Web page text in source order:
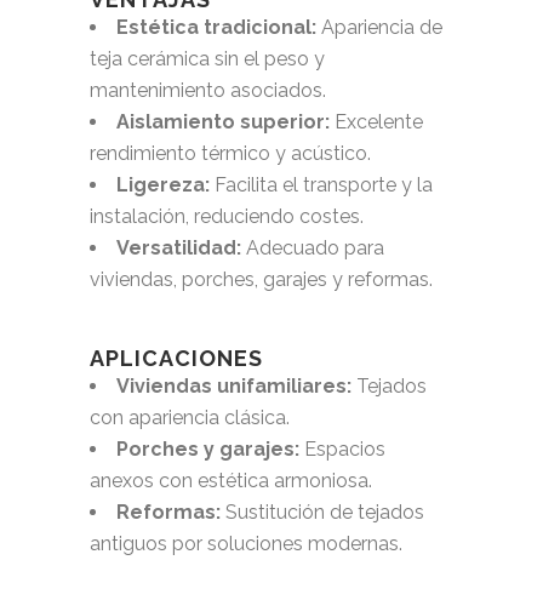
Estética tradicional: Apariencia de
teja cerámica sin el peso y
mantenimiento asociados.
Aislamiento superior: Excelente
rendimiento térmico y acústico.
Ligereza: Facilita el transporte y la
instalación, reduciendo costes.
Versatilidad: Adecuado para
viviendas, porches, garajes y reformas.
APLICACIONES
Viviendas unifamiliares: Tejados
con apariencia clásica.
Porches y garajes: Espacios
anexos con estética armoniosa.
Reformas: Sustitución de tejados
antiguos por soluciones modernas.